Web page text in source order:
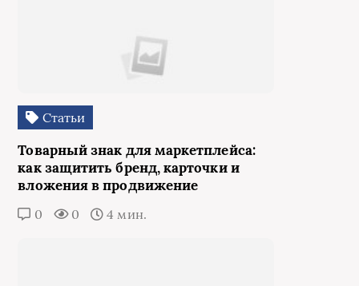
Статьи
Товарный знак для маркетплейса:
как защитить бренд, карточки и
вложения в продвижение
0 0 4 мин.